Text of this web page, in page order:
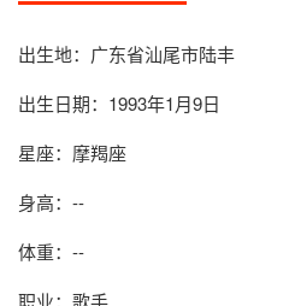
出生地：广东省汕尾市陆丰
出生日期：1993年1月9日
星座：摩羯座
身高：--
体重：--
职业：歌手